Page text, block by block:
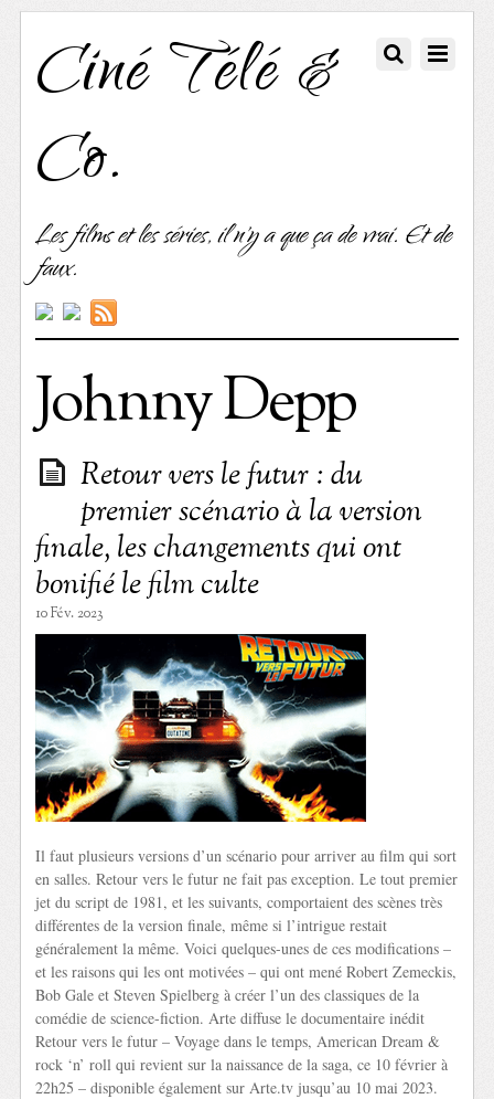
Ciné Télé &
Co.
Les films et les séries, il n'y a que ça de vrai. Et de
faux.
Johnny Depp
Retour vers le futur : du
premier scénario à la version
finale, les changements qui ont
bonifié le film culte
10 Fév. 2023
Il faut plusieurs versions d’un scénario pour arriver au film qui sort
en salles. Retour vers le futur ne fait pas exception. Le tout premier
jet du script de 1981, et les suivants, comportaient des scènes très
différentes de la version finale, même si l’intrigue restait
généralement la même. Voici quelques-unes de ces modifications –
et les raisons qui les ont motivées – qui ont mené Robert Zemeckis,
Bob Gale et Steven Spielberg à créer l’un des classiques de la
comédie de science-fiction. Arte diffuse le documentaire inédit
Retour vers le futur – Voyage dans le temps, American Dream &
rock ‘n’ roll qui revient sur la naissance de la saga, ce 10 février à
22h25 – disponible également sur Arte.tv jusqu’au 10 mai 2023.